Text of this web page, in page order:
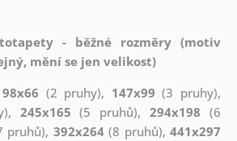
- běžné rozměry (motiv
mění se jen velikost)
(2 pruhy), 147x99 (3 pruhy),
245x165 (5 pruhů),294x198 (6
pruhů), 392x264(8 pruhů),441x297